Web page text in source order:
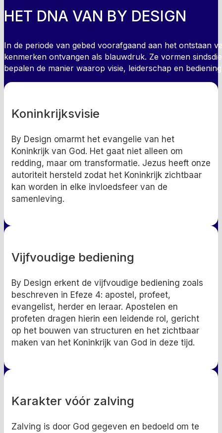
HET DNA VAN BY DESIGN
In de periode van gebed voorafgaand aan het ontstaan
kenmerken ontvangen als blauwdruk. Ze vormen
bepalen de manier waarop visie, leiderschap en
Koninkrijksvisie
By Design omarmt het evangelie van het
Koninkrijk van God. Het gaat niet alleen om
redding, maar om transformatie. Jezus heeft onze
autoriteit hersteld zodat het Koninkrijk zichtbaar
kan worden in elke invloedsfeer van de
samenleving.
Vijfvoudige bediening
By Design erkent de vijfvoudige bediening zoals
beschreven in Efeze 4: apostel, profeet,
evangelist, herder en leraar. Apostelen en
profeten dragen hierin een leidende rol, gericht
op het bouwen van structuren en het zichtbaar
maken van het Koninkrijk van God in deze tijd.
Karakter vóór zalving
Zalving is door God gegeven en bedoeld om te